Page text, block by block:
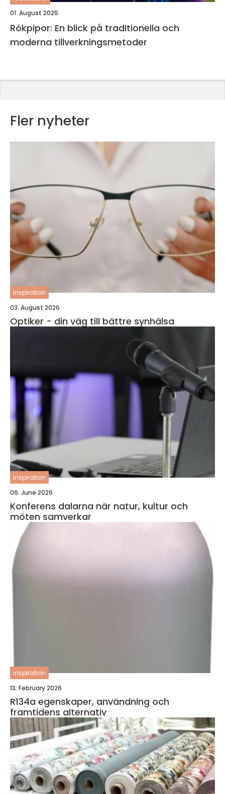
01. August 2025
Rökpipor: En blick på traditionella och
moderna tillverkningsmetoder
Fler nyheter
inspiration
03. August 2026
Optiker - din väg till bättre synhälsa
inspiration
06. June 2026
Konferens dalarna när natur, kultur och
möten samverkar
inspiration
13. February 2026
R134a egenskaper, användning och
framtidens alternativ